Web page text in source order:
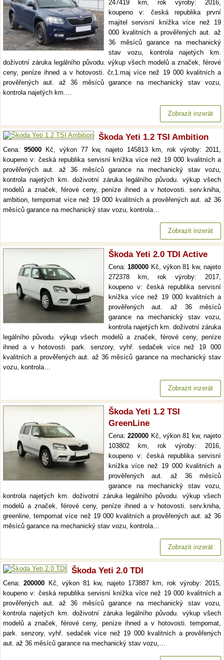
247419 km, rok výroby: 2016,
koupeno v: česká republika první
majitel servisní knížka více než 19
000 kvalitních a prověřených aut. až
36 měsíců garance na mechanický
stav vozu, kontrola najetých km.
doživotní záruka legálního původu. výkup všech modelů a značek, férové
ceny, peníze ihned a v hotovosti. čr,1.maj více než 19 000 kvalitních a
prověřených aut. až 36 měsíců garance na mechanický stav vozu,
kontrola najetých km.…
Zobrazit inzerát
Škoda Yeti 1.2 TSI Ambition
Cena: 95000 Kč, výkon 77 kw, najeto 145813 km, rok výroby: 2011,
koupeno v: česká republika servisní knížka více než 19 000 kvalitních a
prověřených aut. až 36 měsíců garance na mechanický stav vozu,
kontrola najetých km. doživotní záruka legálního původu. výkup všech
modelů a značek, férové ceny, peníze ihned a v hotovosti. serv.kniha,
ambition, tempomat více než 19 000 kvalitních a prověřených aut. až 36
měsíců garance na mechanický stav vozu, kontrola…
Zobrazit inzerát
Škoda Yeti 2.0 TDI Active
Cena:180000 Kč, výkon 81 kw, najeto
272378 km, rok výroby: 2017,
koupeno v: česká republika servisní
knížka více než 19 000 kvalitních a
prověřených aut. až 36 měsíců
garance na mechanický stav vozu,
kontrola najetých km. doživotní záruka
legálního původu. výkup všech modelů a značek, férové ceny, peníze
ihned a v hotovosti. park. senzory, vyhř. sedaček více než 19 000
kvalitních a prověřených aut. až 36 měsíců garance na mechanický stav
vozu, kontrola…
Zobrazit inzerát
Škoda Yeti 1.2 TSI
GreenLine
Cena:220000 Kč, výkon 81 kw, najeto
103802 km, rok výroby: 2016,
koupeno v: česká republika servisní
knížka více než 19 000 kvalitních a
prověřených aut. až 36 měsíců
garance na mechanický stav vozu,
kontrola najetých km. doživotní záruka legálního původu. výkup všech
modelů a značek, férové ceny, peníze ihned a v hotovosti. serv.kniha,
greenline, tempomat více než 19 000 kvalitních a prověřených aut. až 36
měsíců garance na mechanický stav vozu, kontrola…
Zobrazit inzerát
Škoda Yeti 2.0 TDI
Cena:200000 Kč, výkon 81 kw, najeto 173887 km, rok výroby: 2015,
koupeno v: česká republika servisní knížka více než 19 000 kvalitních a
prověřených aut. až 36 měsíců garance na mechanický stav vozu,
kontrola najetých km. doživotní záruka legálního původu. výkup všech
modelů a značek, férové ceny, peníze ihned a v hotovosti. tempomat,
park. senzory, vyhř. sedaček více než 19 000 kvalitních a prověřených
aut. až 36 měsíců garance na mechanický stav vozu,…